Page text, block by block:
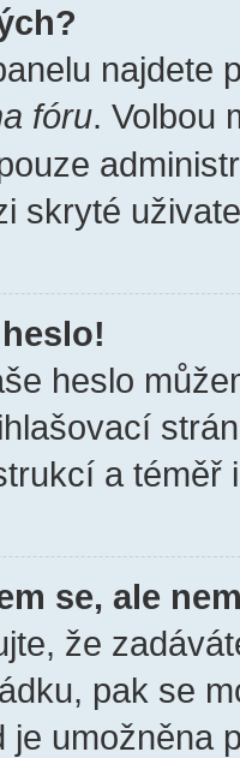
najdete
fóru. Volbou
skryté
heslo
a téměř
se, ale
že
pak se
umožněna